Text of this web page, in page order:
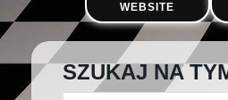
WEBSITE
SZUKAJ NA